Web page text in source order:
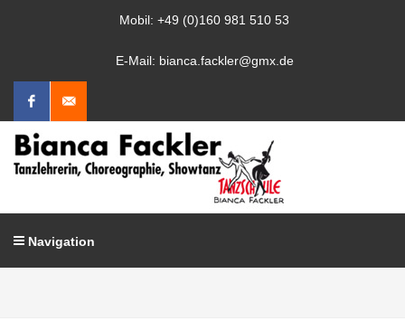
Mobil: +49 (0)160 981 510 53
E-Mail: bianca.fackler@gmx.de
Facebook
Mail
schreiben
Navigation